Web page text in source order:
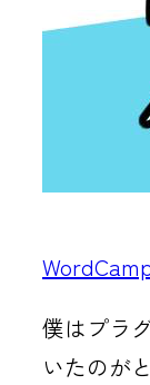
僕はプラ
いたのが